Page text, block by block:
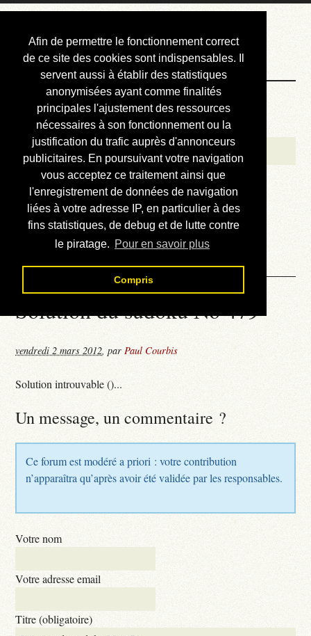
Afin de permettre le fonctionnement correct
de ce site des cookies sont indispensables. Il
servent aussi à établir des statistiques
anonymisées ayant comme finalités
principales l'ajustement des ressources
nécessaires à son fonctionnement ou la
justification du trafic auprès d'annonceurs
publicitaires. En poursuivant votre navigation
vous acceptez ce traitement ainsi que
l'enregistrement de données de navigation
liées à votre adresse IP, en particulier à des
fins statistiques, de debug et de lutte contre
le piratage. Pour en savoir plus
Compris
Courbis, « LE »
Blog Officiel
Bienvenue
Réalisations
Divers (et d’été)
Annonces
Liens externes
Téléchargement
Contact
Solution du sudoku No 479
vendredi 2 mars 2012,parPaul Courbis
Solution introuvable ()...
Un message, un commentaire ?
Ce forum est modéré a priori : votre contribution
n’apparaîtra qu’après avoir été validée par les responsables.
Votre nom
Votre adresse email
Titre (obligatoire)